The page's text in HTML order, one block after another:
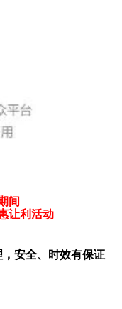
间
让利活动
，安全、时效有保证